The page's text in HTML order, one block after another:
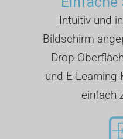
Intuitiv und
Bildschirm
Drop-
und E-
einfach